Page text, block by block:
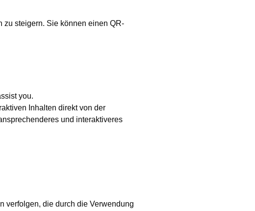
zu steigern. Sie können einen QR-
you.
Inhalten direkt von der
und interaktiveres
verfolgen, die durch die Verwendung